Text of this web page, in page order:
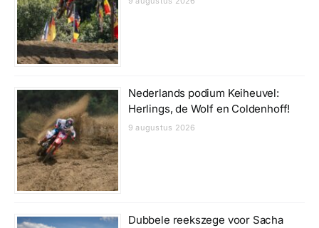
Nederlands podium Keiheuvel:
Herlings, de Wolf en Coldenhoff!
9 augustus 2026
Dubbele reekszege voor Sacha